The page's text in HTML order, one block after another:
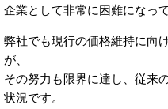
企業として非常に困難になっ
弊社でも現行の価格維持に向
が、
その努力も限界に達し、従来
状況です。